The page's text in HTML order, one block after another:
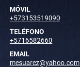
MÓVIL
+573153519090
TELÉFONO
+5716582660
EMAIL
mesuarez@yahoo.com